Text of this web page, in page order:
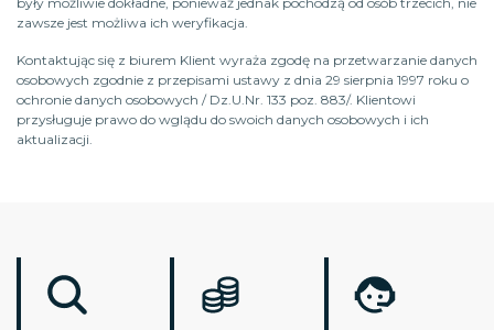
zawsze jest możliwa ich weryfikacja.
Kontaktując się z biurem Klient wyraża zgodę na przetwarzanie danych
osobowych zgodnie z przepisami ustawy z dnia 29 sierpnia 1997 roku o
ochronie danych osobowych / Dz.U.Nr. 133 poz. 883/. Klientowi
przysługuje prawo do wglądu do swoich danych osobowych i ich
aktualizacji.